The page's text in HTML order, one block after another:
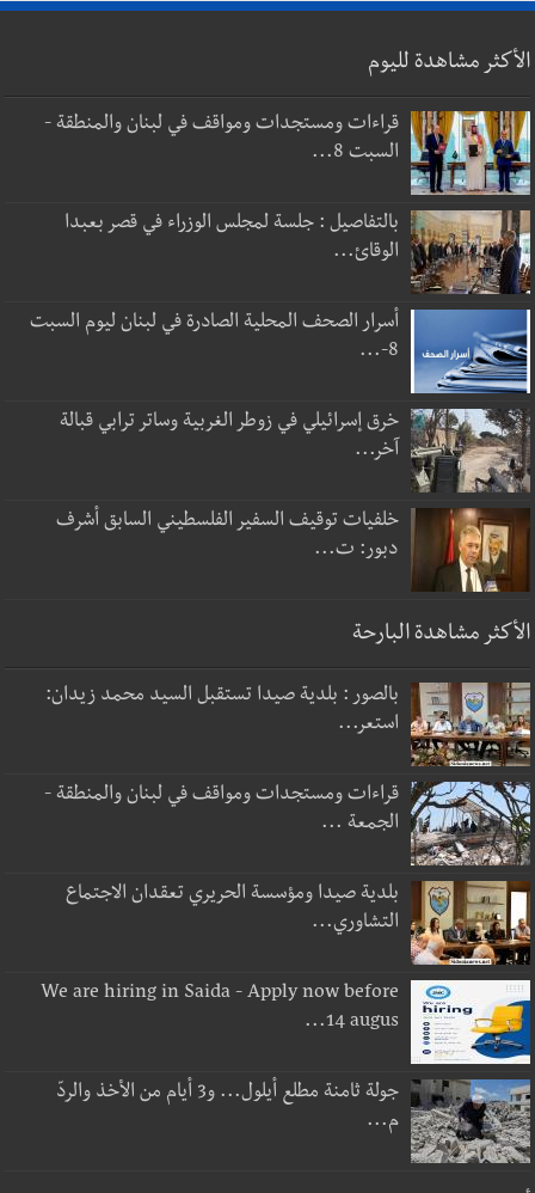
الأكثر مشاهدة لليوم
قراءات ومستجدات ومواقف في لبنان والمنطقة -
السبت 8...
بالتفاصيل : جلسة لمجلس الوزراء في قصر بعبدا
الوقائ...
أسرار الصحف المحلية الصادرة في لبنان ليوم السبت
8-...
خرق إسرائيلي في زوطر الغربية وساتر ترابي قبالة
آخر...
خلفيات توقيف السفير الفلسطيني السابق أشرف
دبور: ت...
الأكثر مشاهدة البارحة
بالصور : بلدية صيدا تستقبل السيد محمد زيدان:
استعر...
قراءات ومستجدات ومواقف في لبنان والمنطقة -
الجمعة ...
بلدية صيدا ومؤسسة الحريري تعقدان الاجتماع
التشاوري...
We are hiring in Saida - Apply now before
14 augus...
جولة ثامنة مطلع أيلول... و3 أيام من الأخذ والردّ
م...